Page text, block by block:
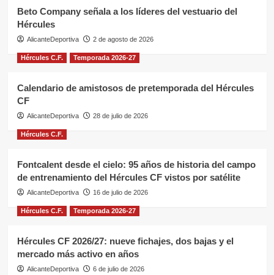
Beto Company señala a los líderes del vestuario del
Hércules
AlicanteDeportiva 2 de agosto de 2026
Hércules C.F. Temporada 2026-27
Calendario de amistosos de pretemporada del Hércules
CF
AlicanteDeportiva 28 de julio de 2026
Hércules C.F.
Fontcalent desde el cielo: 95 años de historia del campo
de entrenamiento del Hércules CF vistos por satélite
AlicanteDeportiva 16 de julio de 2026
Hércules C.F. Temporada 2026-27
Hércules CF 2026/27: nueve fichajes, dos bajas y el
mercado más activo en años
AlicanteDeportiva 6 de julio de 2026